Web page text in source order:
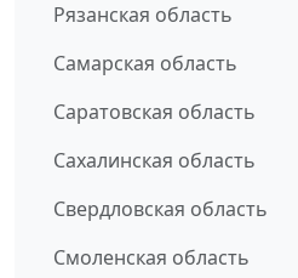
Рязанская область
Самарская область
Саратовская область
Сахалинская область
Свердловская область
Смоленская область